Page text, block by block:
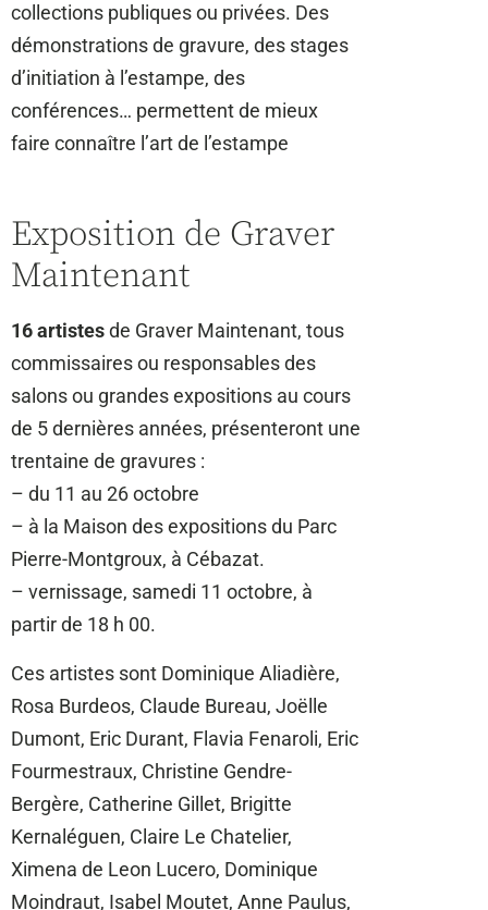
collections publiques ou privées. Des
démonstrations de gravure, des stages
d’initiation à l’estampe, des
conférences… permettent de mieux
faire connaître l’art de l’estampe
Exposition de Graver
Maintenant
16 artistesde Graver Maintenant, tous
commissaires ou responsables des
salons ou grandes expositions au cours
de 5 dernières années, présenteront une
trentaine de gravures :
– du 11 au 26 octobre
– à la Maison des expositions du Parc
Pierre-Montgroux, à Cébazat.
– vernissage, samedi 11 octobre, à
partir de 18 h 00.
Ces artistes sont Dominique Aliadière,
Rosa Burdeos, Claude Bureau, Joëlle
Dumont, Eric Durant, Flavia Fenaroli, Eric
Fourmestraux, Christine Gendre-
Bergère, Catherine Gillet, Brigitte
Kernaléguen, Claire Le Chatelier,
Ximena de Leon Lucero, Dominique
Moindraut, Isabel Moutet, Anne Paulus,